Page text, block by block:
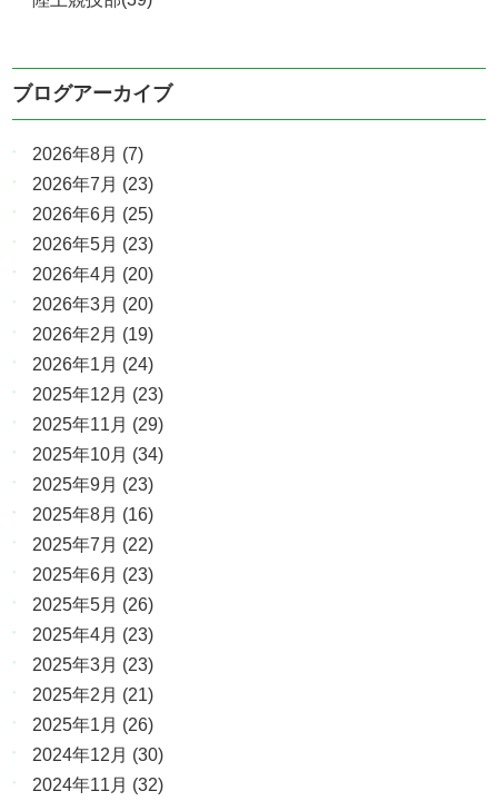
ブログアーカイブ
2026年8月 (7)
2026年7月 (23)
2026年6月 (25)
2026年5月 (23)
2026年4月 (20)
2026年3月 (20)
2026年2月 (19)
2026年1月 (24)
2025年12月 (23)
2025年11月 (29)
2025年10月 (34)
2025年9月 (23)
2025年8月 (16)
2025年7月 (22)
2025年6月 (23)
2025年5月 (26)
2025年4月 (23)
2025年3月 (23)
2025年2月 (21)
2025年1月 (26)
2024年12月 (30)
2024年11月 (32)